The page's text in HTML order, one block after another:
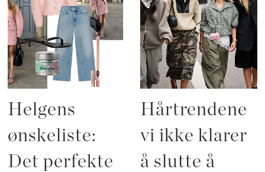
Helgens
ønskeliste:
Det perfekte
Hårtrendene
vi ikke klarer
å slutte å